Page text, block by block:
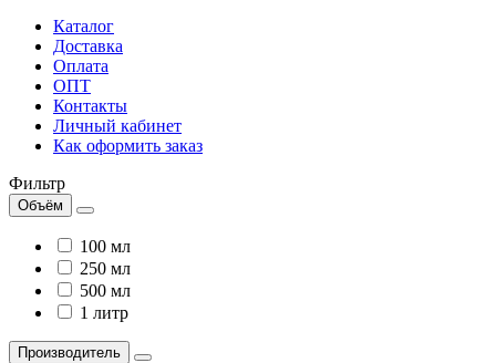
Каталог
Доставка
Оплата
ОПТ
Контакты
Личный кабинет
Как оформить заказ
Фильтр
Объём
100 мл
250 мл
500 мл
1 литр
Производитель